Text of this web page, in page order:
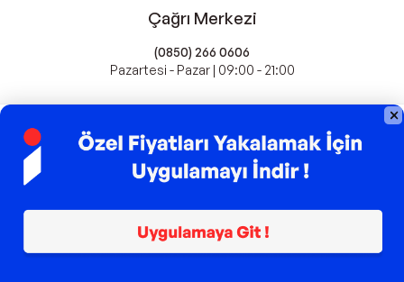
Popüler Markalar
Farmasi
Xiaomi
Lavazza
Fashcolle
Pro Plan
Çağrı Merkezi
(0850) 266 0606
Pazartesi - Pazar | 09:00 - 21:00